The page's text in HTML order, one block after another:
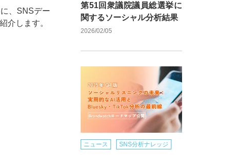
、SNSデー
介します。
第51回衆議院議員総選挙に
関するソーシャル分析結果
2026/02/05
ニュース SNS分析ナレッジ